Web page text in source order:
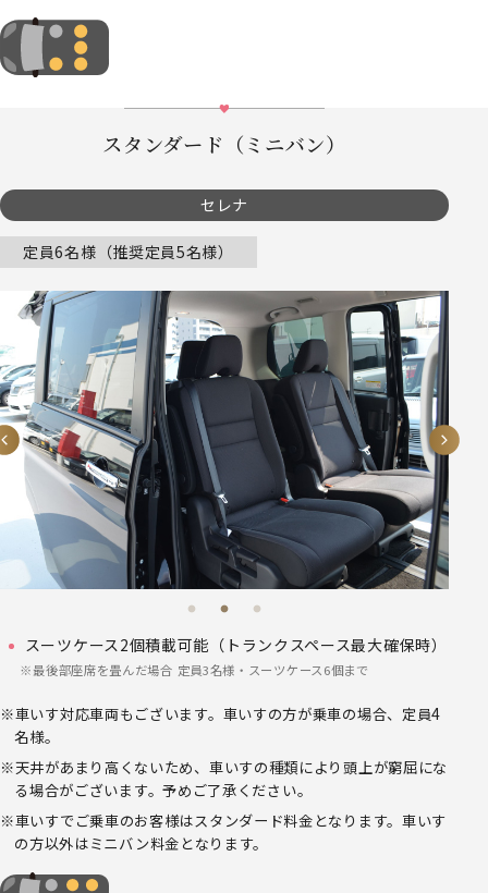
スタンダード（ミニバン）
セレナ
定員6名様（推奨定員5名様）
スーツケース2個積載可能（トランクスペース最大確保時）
最後部座席を畳んだ場合 定員3名様・スーツケース6個まで
車いす対応車両もございます。車いすの方が乗車の場合、定員4
名様。
天井があまり高くないため、車いすの種類により頭上が窮屈にな
る場合がございます。予めご了承ください。
車いすでご乗車のお客様はスタンダード料金となります。車いす
の方以外はミニバン料金となります。